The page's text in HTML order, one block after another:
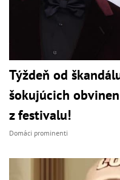
Týždeň od
šokujúcich
z festivalu!
Domáci prominenti